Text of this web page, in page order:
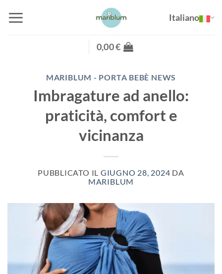
Italiano
0,00€
MARIBLUM - PORTA BEBÈ NEWS
Imbragature ad anello:
praticità, comfort e
vicinanza
PUBBLICATO IL GIUGNO 28, 2024 DA
MARIBLUM